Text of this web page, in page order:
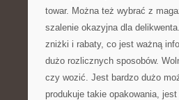
towar. Można też wybrać z
szalenie okazyjna dla
zniżki i rabaty, co jest ważną
dużo rozlicznych sposobów.
czy wozić. Jest bardzo dużo
produkuje takie opakowania,